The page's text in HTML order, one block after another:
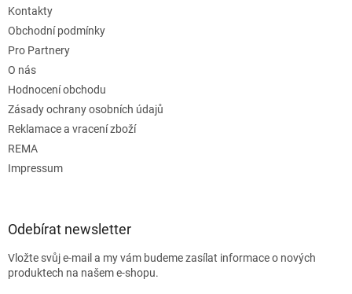
Kontakty
Obchodní podmínky
Pro Partnery
O nás
Hodnocení obchodu
Zásady ochrany osobních údajů
Reklamace a vracení zboží
REMA
Impressum
Odebírat newsletter
Vložte svůj e-mail a my vám budeme zasílat informace o nových
produktech na našem e-shopu.